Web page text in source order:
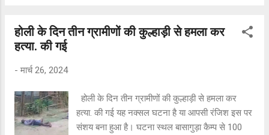
युवक ने जल्द ही शादी कर लेने की बात कहते हुए शारीरिक
होली के दिन तीन ग्रामीणों की कुल्हाड़ी से हमला कर
हत्या. की गई
- मार्च 26, 2024
होली के दिन तीन ग्रामीणों की कुल्हाड़ी से हमला कर
हत्या. की गई यह नक्सल घटना है या आपसी रंजिश इस पर
संशय बना हुआ है। घटना स्थल बासागुड़ा कैम्प से 100